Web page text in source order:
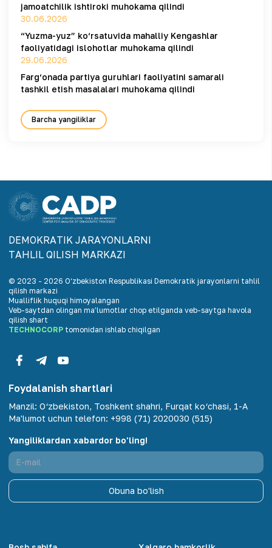
jamoatchilik ishtiroki muhokama qilindi
30.06.2026
“Yuzma-yuz” ko‘rsatuvida mahalliy Kengashlar
faoliyatidagi islohotlar muhokama qilindi
29.06.2026
Farg‘onada partiya guruhlari faoliyatini samarali
tashkil etish masalalari muhokama qilindi
Barcha yangiliklar
DEMOKRАTIK JАRАYONLАRNI
TАHLIL QILISH MАRKАZI
© 2023 - 2026 O‘zbekiston Respublikasi Demokratik jarayonlarni tahlil
qilish markazi
Mualliflik huquqi himoyalangan
Veb-saytdan olingan maʼlumotlar chop etilganda veb-saytga havola
qilish shart
TECHNOCORP tomonidan ishlab chiqilgan
Foydalanish shartlari
Manzil: O‘zbekiston, Toshkent shahri, Furqat ko‘chasi, 1-A
Ma'lumot uchun telefon: +998 (71) 2020030 (515)
Yangiliklardan xabardor bo'ling!
Obuna bo'lish